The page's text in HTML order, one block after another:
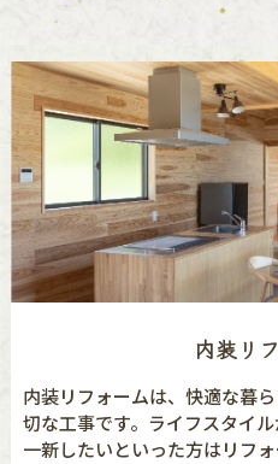
内装リ
内装リフォームは、快適な暮
切な工事です。ライフスタイ
一新したいといった方はリフ